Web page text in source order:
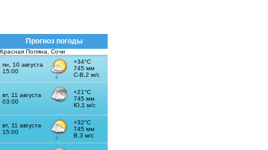
Прогноз погоды
Красная Поляна, Сочи